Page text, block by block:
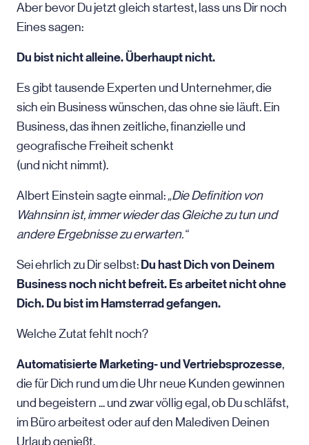
Aber bevor Du jetzt gleich startest, lass uns Dir noch
Eines sagen:
Du bist nicht alleine. Überhaupt nicht.
Es gibt tausende Experten und Unternehmer, die
sich ein Business wünschen, das ohne sie läuft. Ein
Business, das ihnen zeitliche, finanzielle und
geografische Freiheit schenkt
(und nicht nimmt).
Albert Einstein sagte einmal:„Die Definition von
Wahnsinn ist, immer wieder das Gleiche zu tun und
andere Ergebnisse zu erwarten.“
Sei ehrlich zu Dir selbst: Du hast Dich von Deinem
Business noch nicht befreit. Es arbeitet nicht ohne
Dich.Du bist im Hamsterrad gefangen.
Welche Zutat fehlt noch?
Automatisierte Marketing- und Vertriebsprozesse,
die für Dich rund um die Uhr neue Kunden gewinnen
und begeistern ... und zwar völlig egal, ob Du schläfst,
im Büro arbeitest oder auf den Malediven Deinen
Urlaub genießt.